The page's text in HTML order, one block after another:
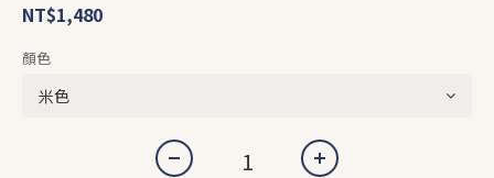
NT$1,480
顏色